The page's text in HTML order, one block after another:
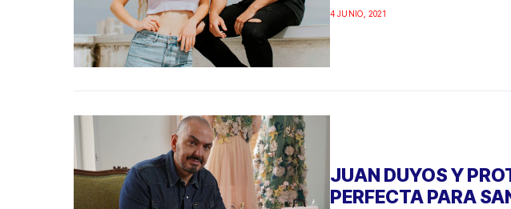
4 JUNIO, 2021
JUAN DUYOS Y
PERFECTA PARA